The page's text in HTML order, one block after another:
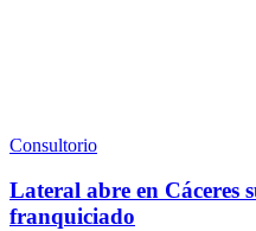
Consultorio
Lateral abre en Cáceres
franquiciado